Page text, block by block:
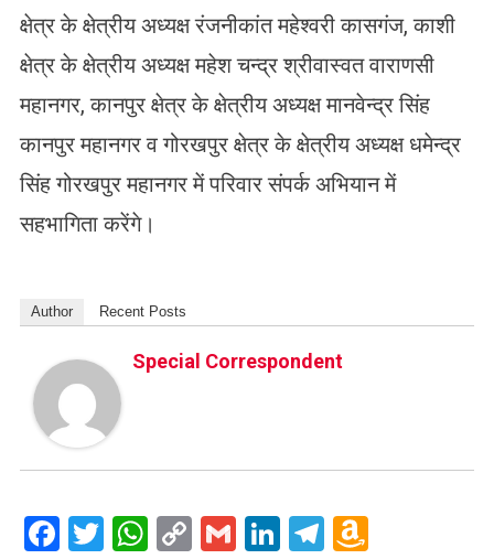
क्षेत्र के क्षेत्रीय अध्यक्ष रंजनीकांत महेश्वरी कासगंज, काशी
क्षेत्र के क्षेत्रीय अध्यक्ष महेश चन्द्र श्रीवास्वत वाराणसी
महानगर, कानपुर क्षेत्र के क्षेत्रीय अध्यक्ष मानवेन्द्र सिंह
कानपुर महानगर व गोरखपुर क्षेत्र के क्षेत्रीय अध्यक्ष धमेन्द्र
सिंह गोरखपुर महानगर में परिवार संपर्क अभियान में
सहभागिता करेंगे।
Author Recent Posts
Special Correspondent
Facebook
Twitter
WhatsApp
CopyGmailLinkedIn
Telegram
Amazon